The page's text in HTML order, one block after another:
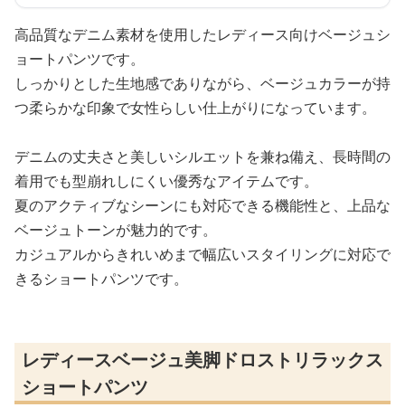
高品質なデニム素材を使用したレディース向けベージュシ
ョートパンツです。
しっかりとした生地感でありながら、ベージュカラーが持
つ柔らかな印象で女性らしい仕上がりになっています。
デニムの丈夫さと美しいシルエットを兼ね備え、長時間の
着用でも型崩れしにくい優秀なアイテムです。
夏のアクティブなシーンにも対応できる機能性と、上品な
ベージュトーンが魅力的です。
カジュアルからきれいめまで幅広いスタイリングに対応で
きるショートパンツです。
レディースベージュ美脚ドロストリラックス
ショートパンツ